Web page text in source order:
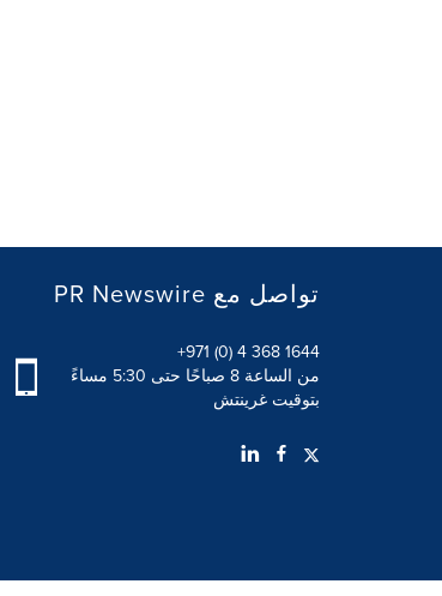
PR Newswire تواصل مع
+971 (0) 4 368 1644
من الساعة 8 صباحًا حتى 5:30 مساءً
بتوقيت غرينتش